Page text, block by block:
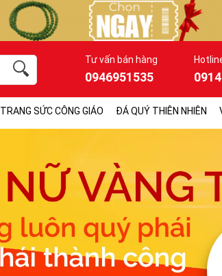
Tư vấn bán hàng
0946951535
TRANG SỨC CÔNG GIÁO ĐÁ QUÝ THIÊN NHIÊN